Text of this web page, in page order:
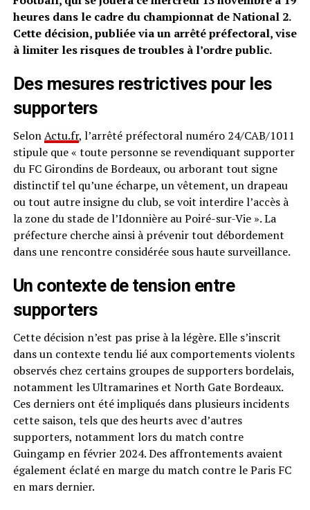
heures dans le cadre du championnat de National 2.
Cette décision, publiée via un arrêté préfectoral, vise
à limiter les risques de troubles à l’ordre public.
Des mesures restrictives pour les
supporters
SelonActu.fr, l’arrêté préfectoral numéro 24/CAB/1011
stipule que « toute personne se revendiquant supporter
du FC Girondins de Bordeaux, ou arborant tout signe
distinctif tel qu’une écharpe, un vêtement, un drapeau
ou tout autre insigne du club, se voit interdire l’accès à
la zone du stade de l’Idonnière au Poiré-sur-Vie ». La
préfecture cherche ainsi à prévenir tout débordement
dans une rencontre considérée sous haute surveillance.
Un contexte de tension entre
supporters
Cette décision n’est pas prise à la légère. Elle s’inscrit
dans un contexte tendu lié aux comportements violents
observés chez certains groupes de supporters bordelais,
notamment les Ultramarines et North Gate Bordeaux.
Ces derniers ont été impliqués dans plusieurs incidents
cette saison, tels que des heurts avec d’autres
supporters, notamment lors du match contre
Guingamp en février 2024. Des affrontements avaient
également éclaté en marge du match contre le Paris FC
en mars dernier.